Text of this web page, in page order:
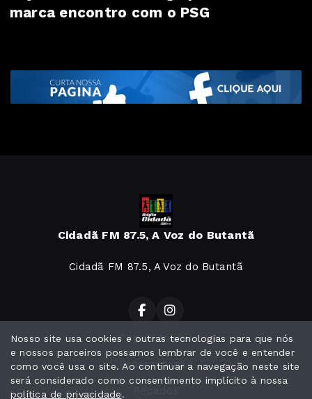
marca encontro com o PSG
Cidadã FM 87.5, A Voz do Butantã
Cidadã FM 87.5, A Voz do Butantã
Página Inicial
Programação
Nosso site usa cookies e outras tecnologias para que nós
e nossos parceiros possamos lembrar de você e entender
como você usa o site. Ao continuar a navegação neste site
será considerado como consentimento implícito à nossa
política de privacidade.